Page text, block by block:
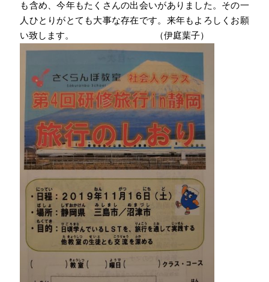
も含め、今年もたくさんの出会いがありました。その一
人ひとりがとても大事な存在です。来年もよろしくお願
い致します。 （伊庭葉子）